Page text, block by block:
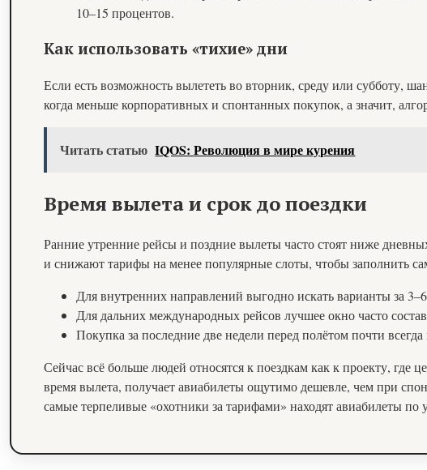
10–15 процентов.
Как использовать «тихие» дни
Если есть возможность вылететь во вторник, среду или субботу,
когда меньше корпоративных и спонтанных покупок, а значит,
Читать статью IQOS: Революция в мире курения
Время вылета и срок до поездки
Ранние утренние рейсы и поздние вылеты часто стоят ниже
и снижают тарифы на менее популярные слоты, чтобы заполнить
Для внутренних направлений выгодно искать варианты за
Для дальних международных рейсов лучшее окно часто
Покупка за последние две недели перед полётом почти
Сейчас всё больше людей относятся к поездкам как к проекту, где
время вылета, получает авиабилеты ощутимо дешевле, чем при
самые терпеливые «охотники за тарифами» находят авиабилеты